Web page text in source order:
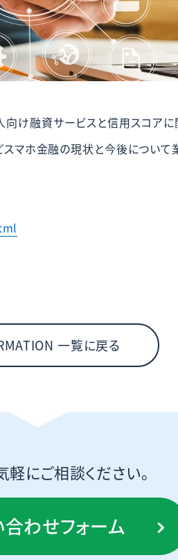
け融資サービスと信用スコアに
マホ金融の現状と今後について
一覧に戻る
軽にご相談ください。
わせフォーム